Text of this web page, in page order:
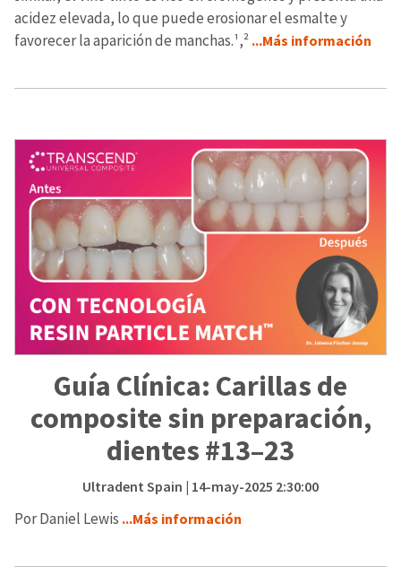
acidez elevada, lo que puede erosionar el esmalte y
favorecer la aparición de manchas.¹,²...Más información
Guía Clínica: Carillas de
composite sin preparación,
dientes #13–23
Ultradent Spain | 14-may-2025 2:30:00
Por Daniel Lewis ...Más información